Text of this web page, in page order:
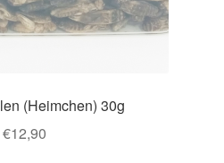
(Heimchen) 30g
€12,90